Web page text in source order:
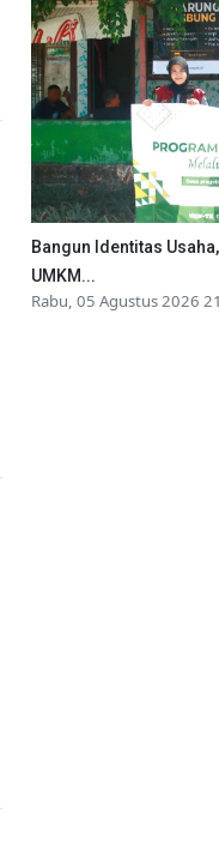
Bangun Identitas
UMKM...
Rabu, 05 Agustus 2026